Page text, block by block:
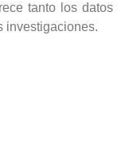
tanto los datos
investigaciones.